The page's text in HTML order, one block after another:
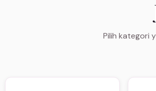
Pilih kategori